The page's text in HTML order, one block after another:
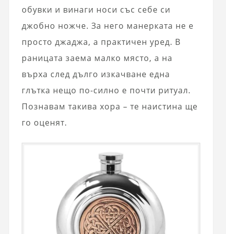
обувки и винаги носи със себе си
джобно ножче. За него манерката не е
просто джаджа, а практичен уред. В
раницата заема малко място, а на
върха след дълго изкачване една
глътка нещо по-силно е почти ритуал.
Познавам такива хора – те наистина ще
го оценят.